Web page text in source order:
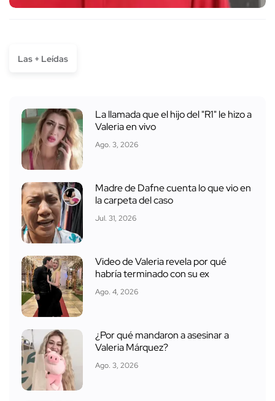
Las + Leídas
La llamada que el hijo del "R1" le hizo a
Valeria en vivo
Ago. 3, 2026
Madre de Dafne cuenta lo que vio en
la carpeta del caso
Jul. 31, 2026
Video de Valeria revela por qué
habría terminado con su ex
Ago. 4, 2026
¿Por qué mandaron a asesinar a
Valeria Márquez?
Ago. 3, 2026